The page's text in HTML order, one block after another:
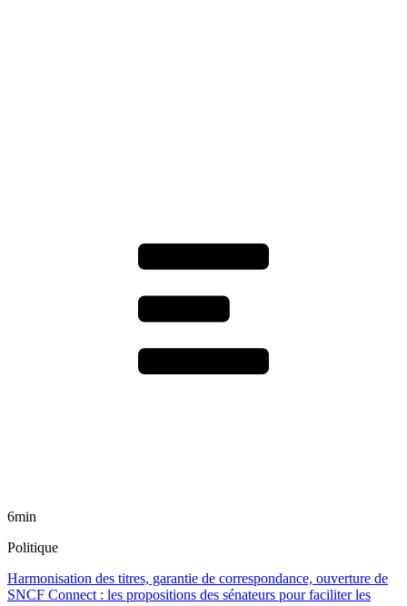
6min
Politique
Harmonisation des titres, garantie de correspondance, ouverture de
SNCF Connect : les propositions des sénateurs pour faciliter les